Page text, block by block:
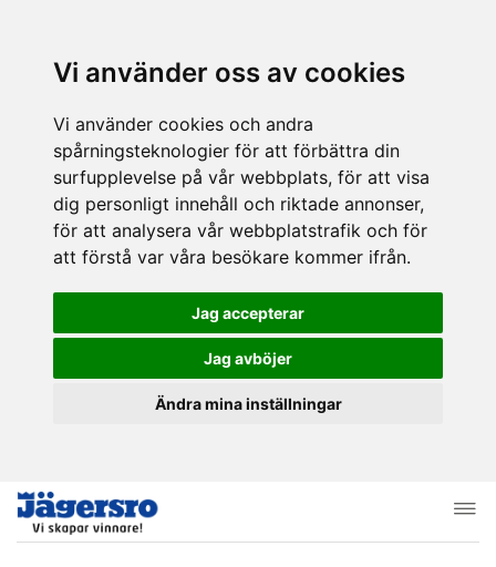
Vi använder oss av cookies
Vi använder cookies och andra
spårningsteknologier för att förbättra din
surfupplevelse på vår webbplats, för att visa
dig personligt innehåll och riktade annonser,
för att analysera vår webbplatstrafik och för
att förstå var våra besökare kommer ifrån.
Jag accepterar
Jag avböjer
Ändra mina inställningar